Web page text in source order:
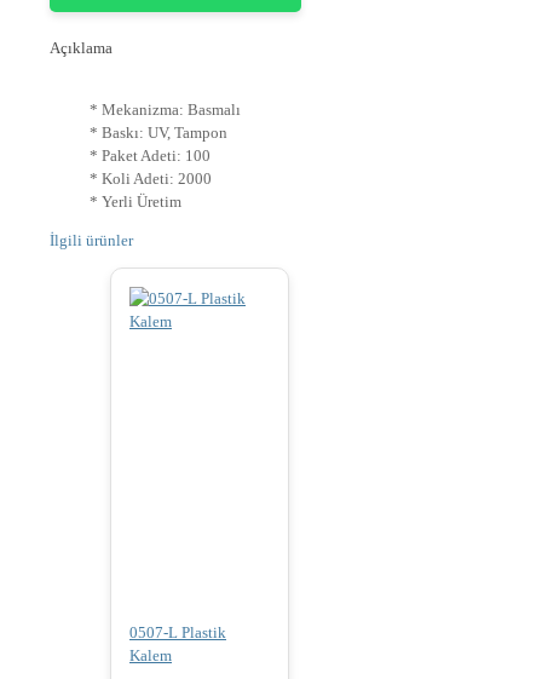
Açıklama
* Mekanizma: Basmalı
* Baskı: UV, Tampon
* Paket Adeti: 100
* Koli Adeti: 2000
* Yerli Üretim
İlgili ürünler
0507-L Plastik
Kalem